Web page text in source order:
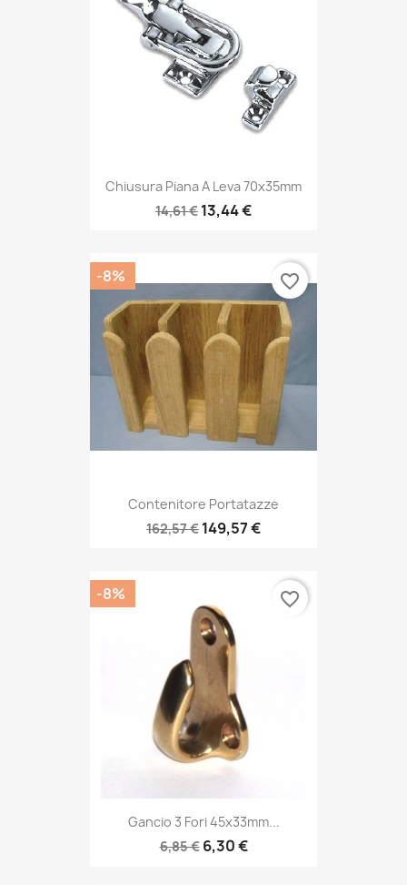
Chiusura Piana A Leva 70x35mm
14,61 € 13,44 €
Contenitore Portatazze
162,57 € 149,57 €
-8% favorite_border
Gancio 3 Fori 45x33mm...
6,85 € 6,30 €
-8% favorite_border